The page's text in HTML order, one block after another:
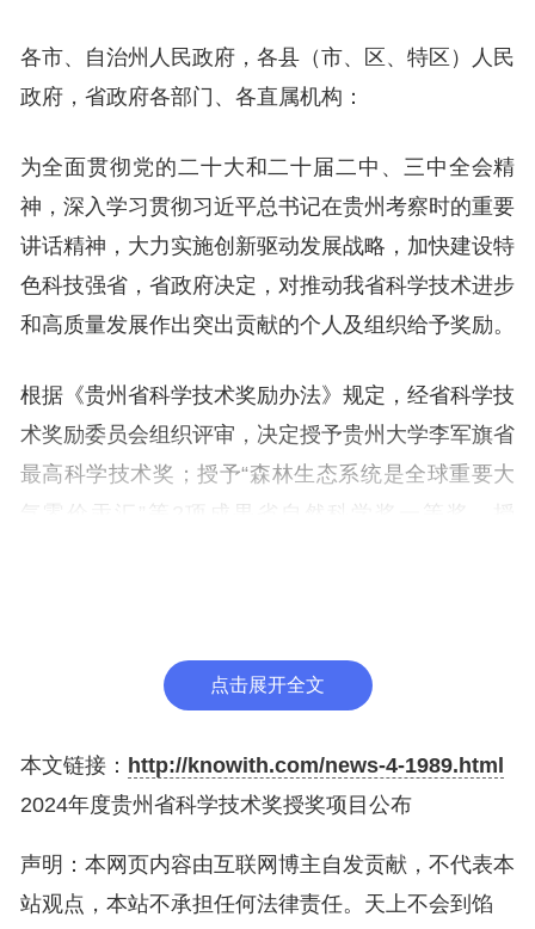
各市、自治州人民政府，各县（市、区、特区）人民
政府，省政府各部门、各直属机构：
为全面贯彻党的二十大和二十届二中、三中全会精
神，深入学习贯彻习近平总书记在贵州考察时的重要
讲话精神，大力实施创新驱动发展战略，加快建设特
色科技强省，省政府决定，对推动我省科学技术进步
和高质量发展作出突出贡献的个人及组织给予奖励。
根据《贵州省科学技术奖励办法》规定，经省科学技
术奖励委员会组织评审，决定授予贵州大学李军旗省
最高科学技术奖；授予“森林生态系统是全球重要大
气零价汞汇”等2项成果省自然科学奖一等奖，授
项成果省自然科学奖三等奖；授予“基质重度失衡型
氮肥废水生物脱氮关键技术及产业化应用”等2项成果
省技术发明奖一等奖；授予“支撑智慧用电的电力指
纹关键技术与应用”等7项成果省科学技术进步奖一等
术及应用”等19项成果省科学技术进步奖二等奖，授
予“宇航用高密度印制电路连接器应力变形控制关键
点击展开全文
本文链接： http://knowith.com/news-4-1989.html
2024年度贵州省科学技术奖授奖项目公布
声明：本网页内容由互联网博主自发贡献，不代表本
站观点，本站不承担任何法律责任。天上不会到馅